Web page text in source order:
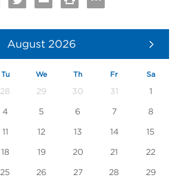
August 2026
Tu We Th Fr Sa
28 29 30 31 1
4 5 6 7 8
11 12 13 14 15
18 19 20 21 22
25 26 27 28 29